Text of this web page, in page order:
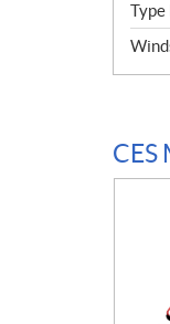
Type
CES